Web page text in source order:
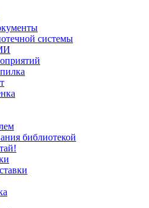
системы
библиотекой